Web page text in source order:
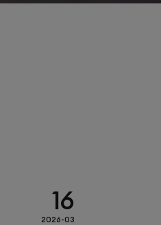
16
2026-03